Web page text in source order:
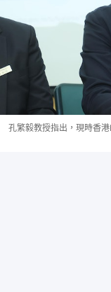
孔繁毅教授指出，現時香